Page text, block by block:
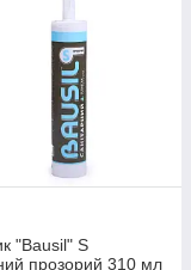
"Bausil" S
прозорий 310 мл